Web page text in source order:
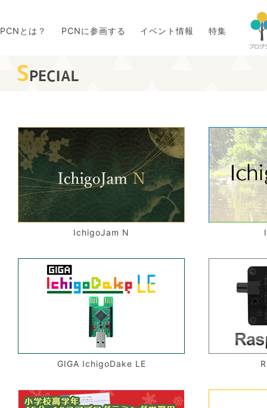
PCNとは？ PCNに参画する イベント情報 特集
IchigoJam N
GIGA IchigoDake LE